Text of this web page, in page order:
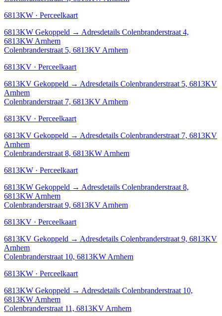
6813KW · Perceelkaart
6813KW Gekoppeld → Adresdetails Colenbranderstraat 4,
6813KW Arnhem
Colenbranderstraat 5, 6813KV Arnhem
6813KV · Perceelkaart
6813KV Gekoppeld → Adresdetails Colenbranderstraat 5, 6813KV
Arnhem
Colenbranderstraat 7, 6813KV Arnhem
6813KV · Perceelkaart
6813KV Gekoppeld → Adresdetails Colenbranderstraat 7, 6813KV
Arnhem
Colenbranderstraat 8, 6813KW Arnhem
6813KW · Perceelkaart
6813KW Gekoppeld → Adresdetails Colenbranderstraat 8,
6813KW Arnhem
Colenbranderstraat 9, 6813KV Arnhem
6813KV · Perceelkaart
6813KV Gekoppeld → Adresdetails Colenbranderstraat 9, 6813KV
Arnhem
Colenbranderstraat 10, 6813KW Arnhem
6813KW · Perceelkaart
6813KW Gekoppeld → Adresdetails Colenbranderstraat 10,
6813KW Arnhem
Colenbranderstraat 11, 6813KV Arnhem